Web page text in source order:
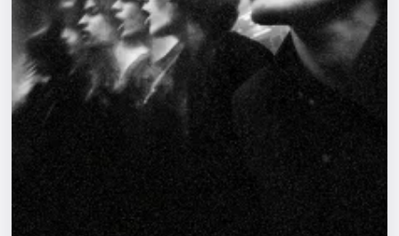
Города
Площадки
Артисты
Рейтинги